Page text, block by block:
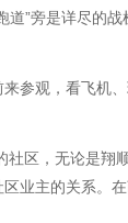
道”旁是详尽的
参观，看飞机
社区，无论是
业主的关系。